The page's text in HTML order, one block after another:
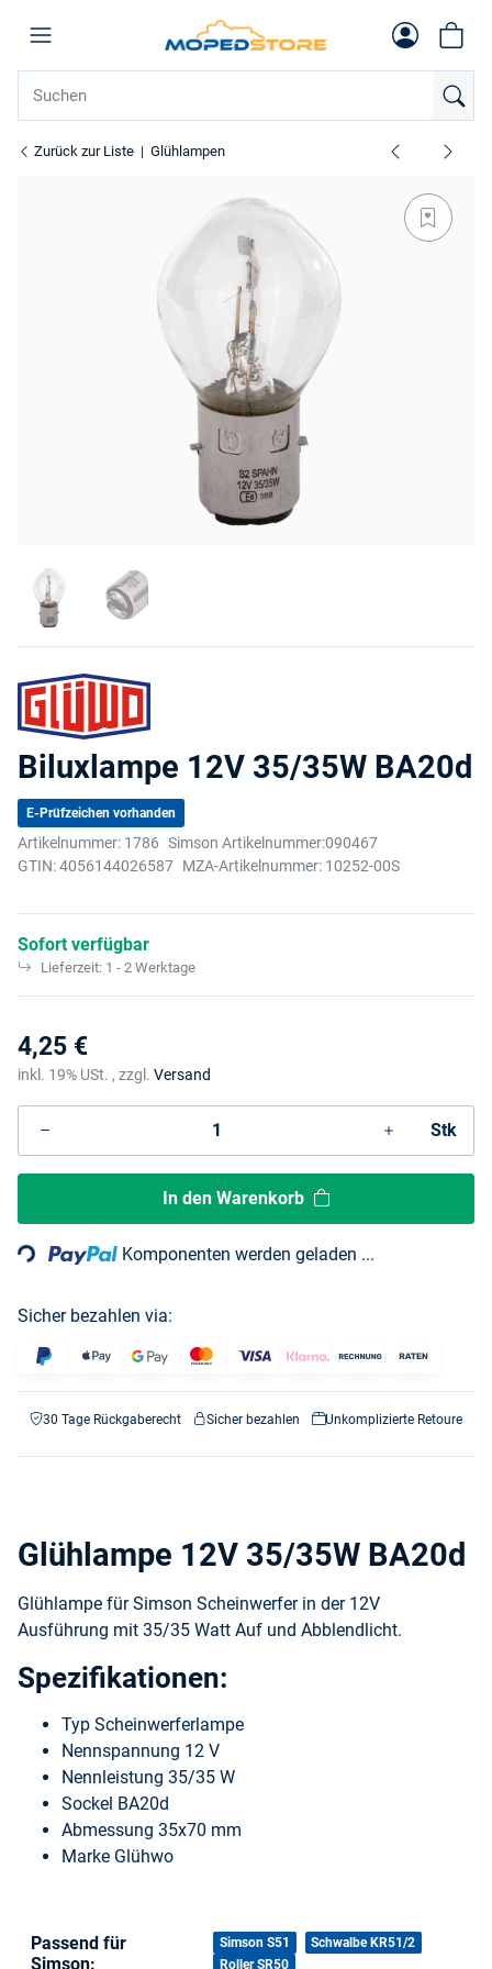
Zurück zur Liste Glühlampen
Biluxlampe 12V 35/35W BA20d
E-Prüfzeichen vorhanden
Artikelnummer: 1786 Simson Artikelnummer:090467
GTIN:4056144026587 MZA-Artikelnummer: 10252-00S
Sofort verfügbar
Lieferzeit: 1 - 2 Werktage
4,25 €
inkl. 19% USt. , zzgl. Versand
Stk
In den Warenkorb
Loading... Komponenten werden geladen ...
Sicher bezahlen via:
30 Tage Rückgaberecht Sicher bezahlen Unkomplizierte Retoure
Glühlampe 12V 35/35W BA20d
Glühlampe für Simson Scheinwerfer in der 12V
Ausführung mit 35/35 Watt Auf und Abblendlicht.
Spezifikationen:
Typ Scheinwerferlampe
Nennspannung 12 V
Nennleistung 35/35 W
Sockel BA20d
Abmessung 35x70 mm
Marke Glühwo
Produkteigenschaft
Wert
Passend für
Simson:
Simson S51
Schwalbe KR51/2
Roller SR50